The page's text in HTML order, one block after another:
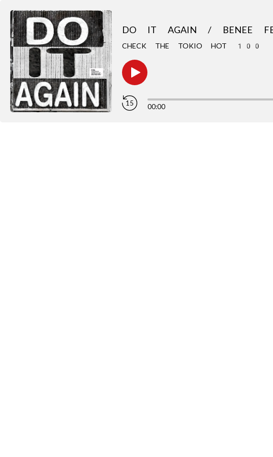
DO IT AGAIN / BENEE
CHECK THE TOKIO HOT 100
15 00:00